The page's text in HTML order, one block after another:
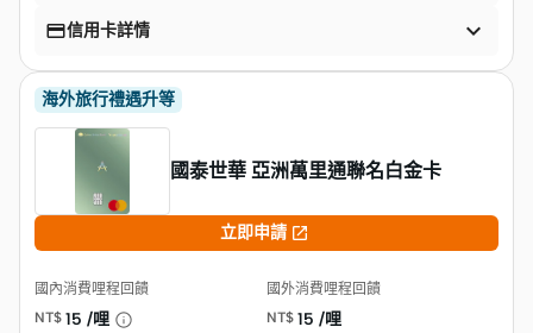
信用卡詳情 
海外旅行禮遇升等
國泰世華 亞洲萬里通聯名白金卡
立即申請 
國內消費哩程回饋
NT$ 15 /哩
國外消費哩程回饋
NT$ 15 /哩